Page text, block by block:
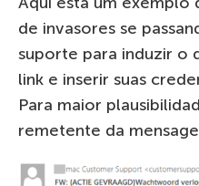
de invasores se
suporte para induzir o
link e inserir suas
Para maior
remetente da